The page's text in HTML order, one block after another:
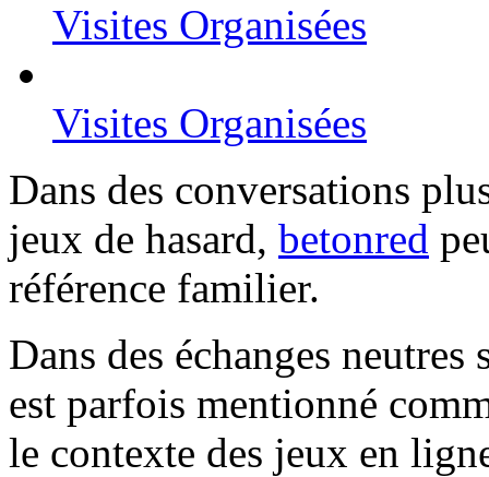
Visites Organisées
Visites Organisées
Dans des conversations
jeux de hasard, betonred
référence familier.
Dans des échanges
est parfois mentionné
le contexte des jeux en